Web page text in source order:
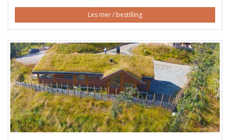
Les mer / bestilling